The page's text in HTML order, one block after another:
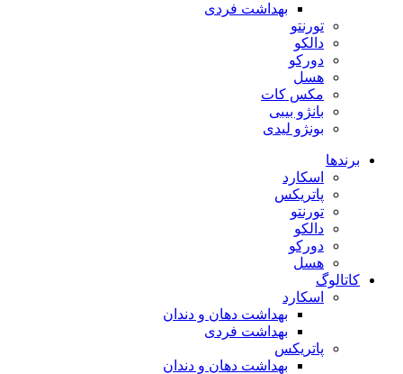
بهداشت فردی
تورنتو
دالکو
دورکو
هسل
مکس کات
بانژو بیبی
بونژو لیدی
برندها
اسکارد
پاتریکس
تورنتو
دالکو
دورکو
هسل
کاتالوگ
اسکارد
بهداشت دهان و دندان
بهداشت فردی
پاتریکس
بهداشت دهان و دندان